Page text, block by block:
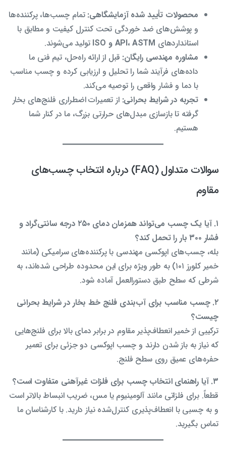
محصولات تأیید شده آزمایشگاهی: تمام چسب‌ها، پرکننده‌ها
و پوشش‌های ضد خوردگی تحت کنترل کیفیت و مطابق با
استانداردهای API، ASTM و ISO
تولید می‌شوند.
مشاوره مهندسی رایگان: قبل از ارائه راه‌حل، تیم فنی ما
داده‌های فرآیند شما را تحلیل و ارزیابی کرده و چسب مناسب
با دما و فشار واقعی را توصیه می‌کند.
تجربه در شرایط بحرانی: از تعمیرات اضطراری فلنج‌های بخار
گرفته تا بازسازی مبدل‌های حرارتی بزرگ، ما در کنار شما
هستیم.
سوالات متداول (FAQ) درباره انتخاب چسب‌های
مقاوم
۱. آیا یک چسب می‌تواند همزمان دمای ۲۵۰ درجه سانتی‌گراد و
فشار ۳۰۰ بار را تحمل کند؟
بله، چسب‌های اپوکسی مهندسی با پرکننده‌های سرامیکی (مانند
خمیر کلورز ۱۰۱) به طور ویژه برای این محدوده طراحی شده‌اند، به
شرطی که سطح طبق دستورالعمل آماده شود.
۲. چسب مناسب برای آب‌بندی فلنج خط بخار در شرایط بحرانی
چیست؟
ترکیبی از خمیر انعطاف‌پذیر مقاوم در برابر دمای بالا برای فلنج‌هایی
که نیاز به باز شدن دارند و چسب اپوکسی دو جزئی برای تعمیر
حفره‌های عمیق روی سطح فلنج.
۳. آیا راهنمای انتخاب چسب برای فلزات غیرآهنی متفاوت است؟
قطعاً. برای فلزاتی مانند آلومینیوم یا مس، ضریب انبساط بالاتر است
و به چسبی با انعطاف‌پذیری کنترل‌شده نیاز دارید. با کارشناسان ما
تماس بگیرید.